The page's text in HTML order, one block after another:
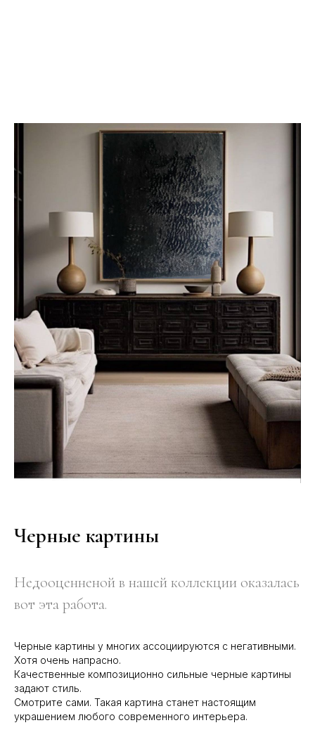
Черные картины
Недооценненой в нашей коллекции оказалась
вот эта работа.
Черные картины у многих ассоциируются с негативными.
Хотя очень напрасно.
Качественные композиционно сильные черные картины
задают стиль.
Смотрите сами. Такая картина станет настоящим
украшением любого современного интерьера.